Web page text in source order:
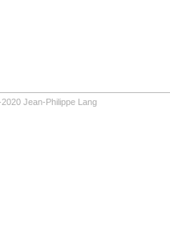
Jean-Philippe Lang